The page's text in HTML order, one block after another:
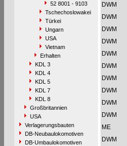
52 8001 - 9103
Tschechoslowakei
Türkei
Ungarn
USA
Vietnam
Erhalten
KDL 3
KDL 4
KDL 5
KDL 7
KDL 8
Großbritannien
USA
Verlagerungsbauten
DB-Neubaulokomotiven
DB-Umbaulokomotiven
DWM
DWM
DWM
DWM
DWM
DWM
DWM
DWM
DWM
DWM
ME
DWM